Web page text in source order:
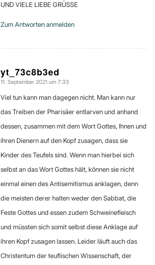
UND VIELE LIEBE GRÜSSE
Zum Antworten anmelden
yt_73c8b3ed
sagte:
11. September 2021 um 7:33
Viel tun kann man dagegen nicht. Man kann nur
das Treiben der Pharisäer entlarven und anhand
dessen, zusammen mit dem Wort Gottes, Ihnen und
ihren Dienern auf den Kopf zusagen, dass sie
Kinder des Teufels sind. Wenn man hierbei sich
selbst an das Wort Gottes hält, können sie nicht
einmal einen des Antisemitismus anklagen, denn
die meisten derer halten weder den Sabbat, die
Feste Gottes und essen zudem Schweinefleisch
und müssten sich somit selbst diese Anklage auf
ihren Kopf zusagen lassen. Leider läuft auch das
Christentum der teuflischen Wissenschaft, der